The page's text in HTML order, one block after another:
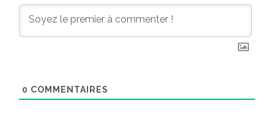
0 COMMENTAIRES